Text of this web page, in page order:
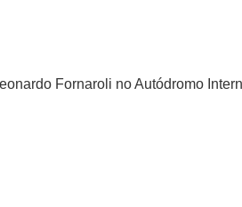
Fornaroli no Autódromo